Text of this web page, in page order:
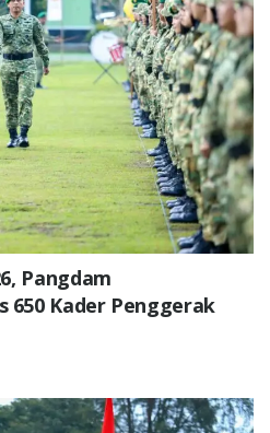
Pangdam
650 Kader Penggerak